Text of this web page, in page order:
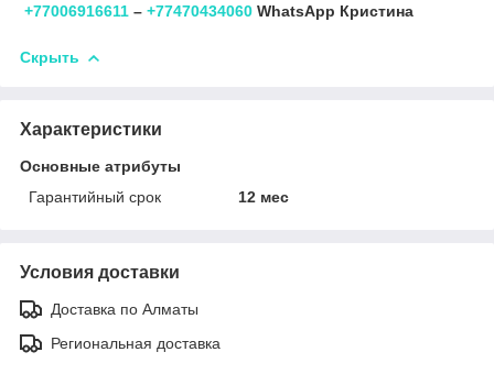
+77006916611 – +77470434060 WhatsApp Кристина
Скрыть
Характеристики
Основные атрибуты
Гарантийный срок
12 мес
Условия доставки
Доставка по Алматы
Региональная доставка